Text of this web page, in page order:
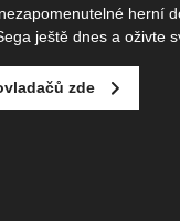
herní
ještě dnes a oživte
zde